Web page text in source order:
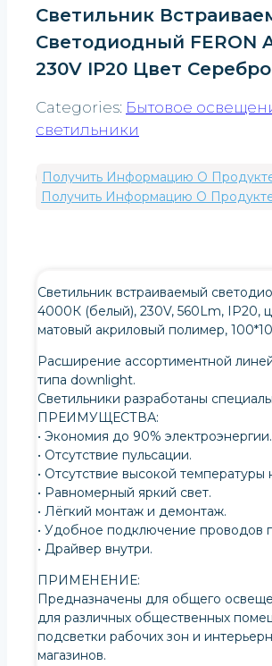
Светильник
Светодиодный FERON
230V IP20 Цвет
Categories: Бытовое
светильники
Получить Информацию О
Получить Информацию О
Светильник встраиваемый
4000К (белый), 230V, 560Lm, IP20,
матовый акриловый полимер,
Расширение ассортиментной
типа downlight.
Светильники разработаны
ПРЕИМУЩЕСТВА:
• Экономия до 90% электроэнергии.
• Отсутствие пульсации.
• Отсутствие высокой температуры
• Равномерный яркий свет.
• Лёгкий монтаж и демонтаж.
• Удобное подключение проводов
• Драйвер внутри.
ПРИМЕНЕНИЕ:
Предназначены для общего
для различных общественных
подсветки рабочих зон и
магазинов.